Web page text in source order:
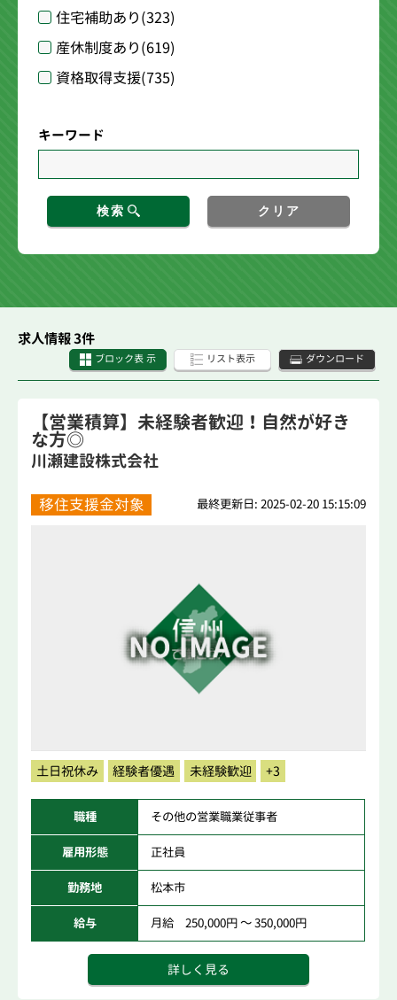
住宅補助あり(323)
産休制度あり(619)
資格取得支援(735)
キーワード
検索 クリア
求人情報 3件
ブロック表 示 リスト表示 ダウンロード
【営業積算】未経験者歓迎！自然が好き
な方◎
川瀬建設株式会社
移住支援金対象 最終更新日: 2025-02-20 15:15:09
土日祝休み 経験者優遇 未経験歓迎 +3
職種 その他の営業職業従事者
雇用形態 正社員
勤務地 松本市
給与 月給 250,000円 ～ 350,000円
詳しく見る